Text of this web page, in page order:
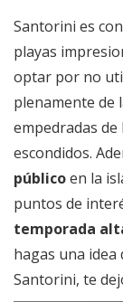
Santorini es
playas
optar por no
plenamente de
empedradas
escondidos.
públicoen la
puntos de
temporada
hagas una idea
Santorini, te